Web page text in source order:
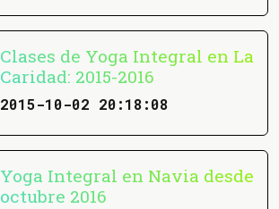
Clases de Yoga Integral en La
Caridad: 2015-2016
2015-10-02 20:18:08
Yoga Integral en Navia desde
octubre 2016